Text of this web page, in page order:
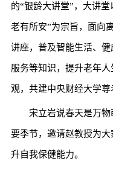
的“银龄大讲堂”，大讲堂
老有所安”为宗旨，面向
讲座，普及智能生活、
服务等知识，提升老年
观，共建中央财经大学尊
宋立岩说春天是万
要季节，邀请赵教授为
升自我保健能力。